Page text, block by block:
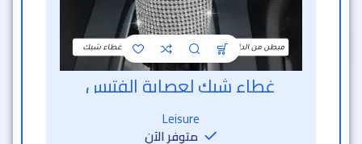
خصم الساعة الذهبية
غطاء شيك لعصاية الفتيس
Leisure
متوفر الآن